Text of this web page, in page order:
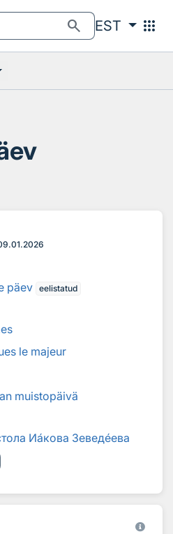
search EST apps
päev eelistatud
le majeur
muistopäivä
Иакова Зеведеева